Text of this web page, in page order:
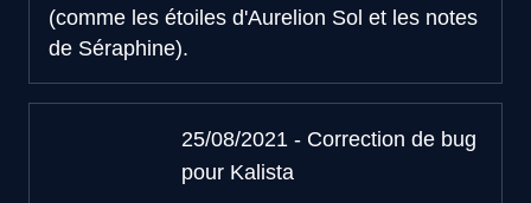
(comme les étoiles d'Aurelion Sol et les notes
de Séraphine).
25/08/2021 - Correction de bug
pour Kalista